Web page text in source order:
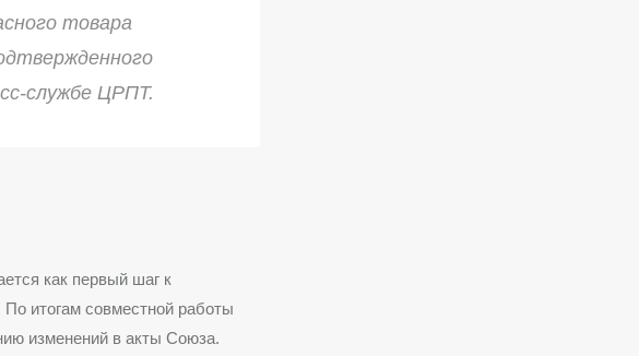
товара
службе ЦРПТ.
как первый шаг к
итогам совместной работы
изменений в акты Союза.